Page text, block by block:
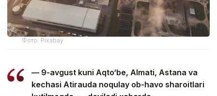
Фото: Pixabay
— 9-avgust kuni Aqto‘be, Almati, Astana va
kechasi Atirauda noqulay ob-havo sharoitlari